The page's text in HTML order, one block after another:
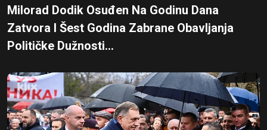
Milorad Dodik Osuđen Na Godinu Dana
Zatvora I Šest Godina Zabrane Obavljanja
Političke Dužnosti...